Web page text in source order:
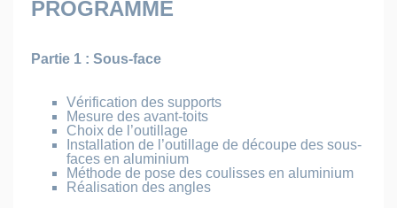
PROGRAMME
Partie 1 : Sous-face
Vérification des supports
Mesure des avant-toits
Choix de l’outillage
Installation de l’outillage de découpe des sous-
faces en aluminium
Méthode de pose des coulisses en aluminium
Réalisation des angles